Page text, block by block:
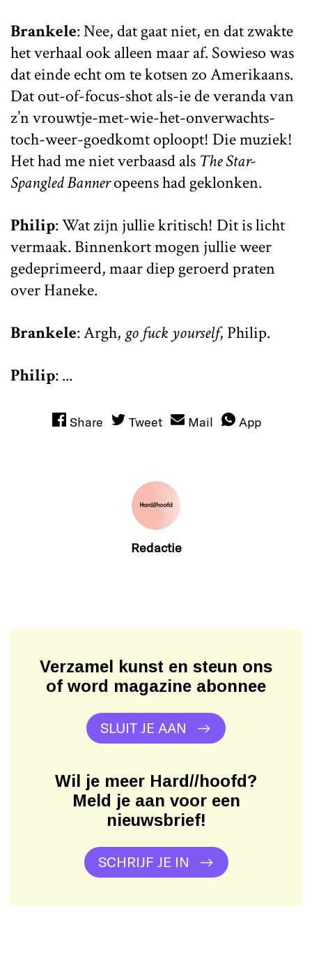
Brankele: Nee, dat gaat niet, en dat zwakte
het verhaal ook alleen maar af. Sowieso was
dat einde echt om te kotsen zo Amerikaans.
Dat out-of-focus-shot als-ie de veranda van
z’n vrouwtje-met-wie-het-onverwachts-
toch-weer-goedkomt oploopt! Die muziek!
Het had me niet verbaasd als The Star-
Spangled Banneropeens had geklonken.
Philip: Wat zijn jullie kritisch! Dit is licht
vermaak. Binnenkort mogen jullie weer
gedeprimeerd, maar diep geroerd praten
over Haneke.
Brankele: Argh, go fuck yourself, Philip.
Philip: ...
Share Tweet Mail App
Redactie
Verzamel kunst en steun ons
of word magazine abonnee
SLUIT JE AAN
Wil je meer Hard//hoofd?
Meld je aan voor een
nieuwsbrief!
SCHRIJF JE IN